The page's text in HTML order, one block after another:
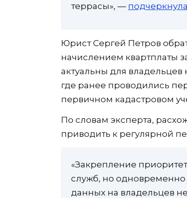
террасы», — подчеркнула
Юрист Сергей Петров
начислением квартплаты
актуальны для владельцев
где ранее проводились
первичном кадастровом
По словам эксперта,
приводить к регулярной
«Закрепление
служб, но одновременно
данных на владельцев